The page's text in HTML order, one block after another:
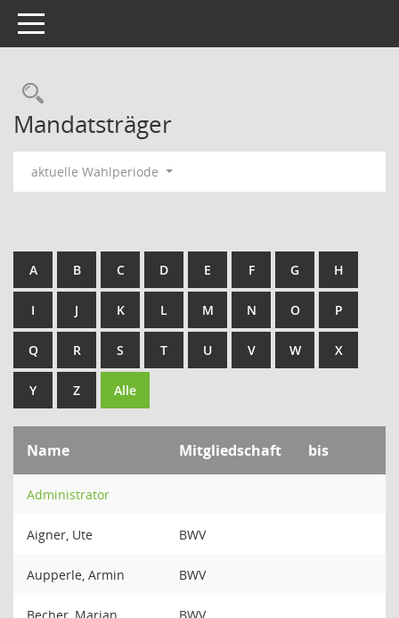
Toggle navigation
Rechercheauswahl
Mandatsträger
aktuelle Wahlperiode
A B C D E F G H
I J K L M N O P
Q R S T U V W X
Y Z Alle
Name Mitgliedschaft bis
Administrator
Aigner, Ute BWV
Aupperle, Armin BWV